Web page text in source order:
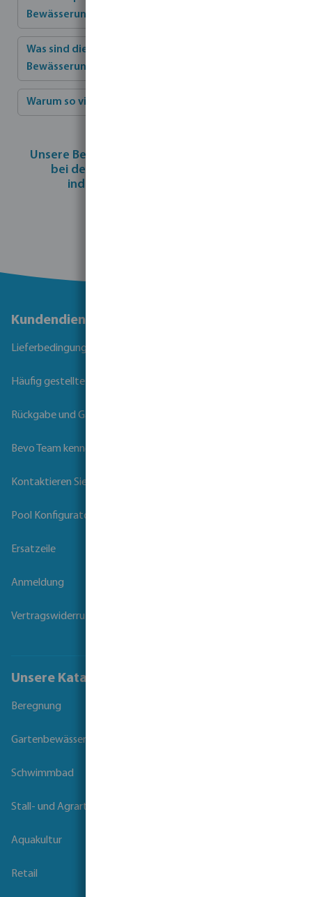
Bewässerungsanlage
Was sind die Vorteile eines automatischen
Bewässerungssystems?
Warum so viele Regner auf dem Rasen?
Unsere Bewässerungsexperten können Ihnen
bei der Realisierung Ihrer kompletten
individuellen Parkanlage helfen.
Kundendienst
Lieferbedingungen
Häufig gestellte Fragen
Rückgabe und Garantie
Bevo Team kennenlernen
Kontaktieren Sie uns
Pool Konfigurator
Ersatzeile
Anmeldung
Vertragswiderruf
Unsere Kataloge
Beregnung
Gartenbewässerung
Schwimmbad
Stall- und Agrartechnik
Aquakultur
Retail